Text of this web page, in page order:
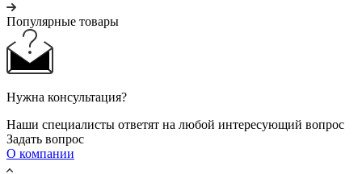
Популярные товары
Нужна консультация?
Наши специалисты ответят на любой интересующий вопрос
Задать вопрос
О компании